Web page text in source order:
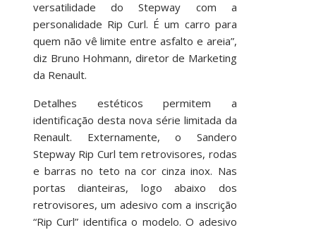
versatilidade do Stepway com a
personalidade Rip Curl. É um carro para
quem não vê limite entre asfalto e areia”,
diz Bruno Hohmann, diretor de Marketing
da Renault.
Detalhes estéticos permitem a
identificação desta nova série limitada da
Renault. Externamente, o Sandero
Stepway Rip Curl tem retrovisores, rodas
e barras no teto na cor cinza inox. Nas
portas dianteiras, logo abaixo dos
retrovisores, um adesivo com a inscrição
“Rip Curl” identifica o modelo. O adesivo